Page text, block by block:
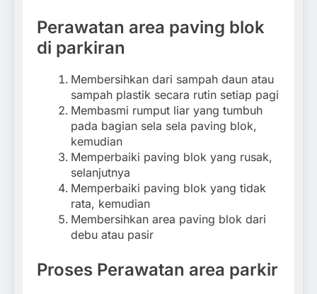
Perawatan area paving blok
di parkiran
Membersihkan dari sampah daun atau
sampah plastik secara rutin setiap pagi
Membasmi rumput liar yang tumbuh
pada bagian sela sela paving blok,
kemudian
Memperbaiki paving blok yang rusak,
selanjutnya
Memperbaiki paving blok yang tidak
rata, kemudian
Membersihkan area paving blok dari
debu atau pasir
Proses Perawatan area parkir